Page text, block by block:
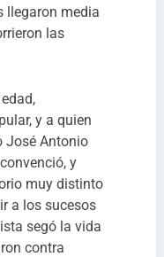
llegaron media
las
y a quien
José Antonio
y
muy distinto
a los sucesos
segó la vida
contra